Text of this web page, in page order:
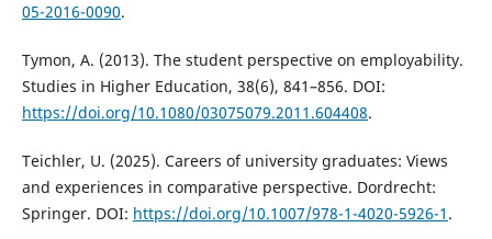
05-2016-0090.
Tymon, A. (2013). The student perspective on employability.
Studies in Higher Education, 38(6), 841–856. DOI:
https://doi.org/10.1080/03075079.2011.604408.
Teichler, U. (2025). Careers of university graduates: Views
and experiences in comparative perspective. Dordrecht:
Springer. DOI: https://doi.org/10.1007/978-1-4020-5926-1 .